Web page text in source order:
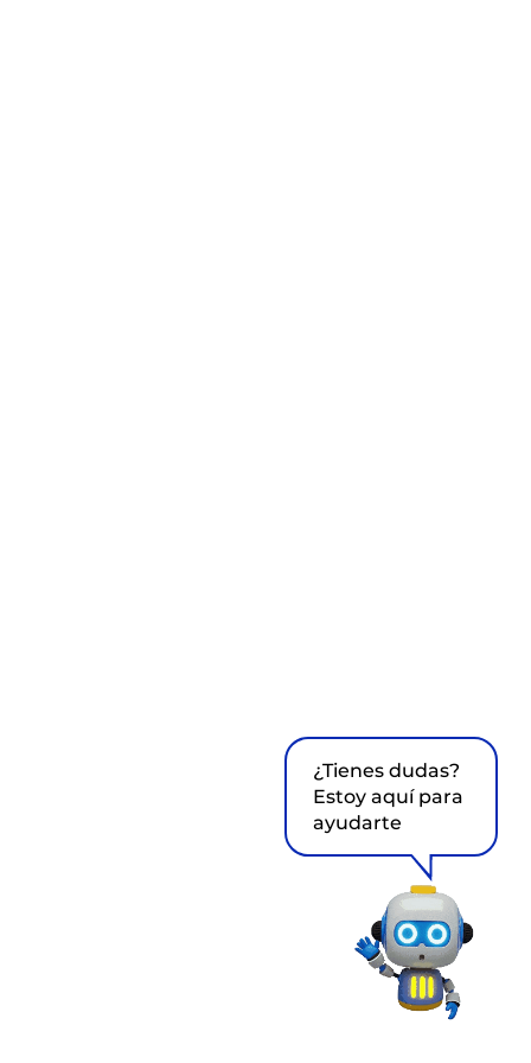
¿Tienes dudas?
Estoy aquí para
ayudarte